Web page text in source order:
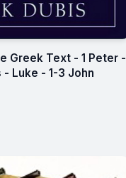
Greek Text - 1 Peter -
- Luke - 1-3 John